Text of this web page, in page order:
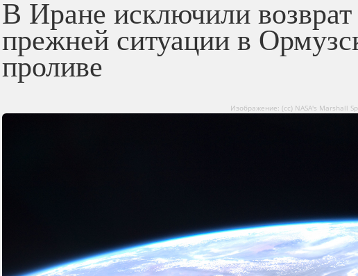
В Иране исключили
прежней ситуации в
проливе
Изображение: (cc) NASA's Marshall